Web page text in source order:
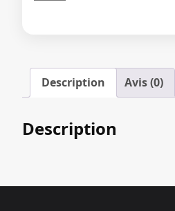
Description Avis (0)
Description